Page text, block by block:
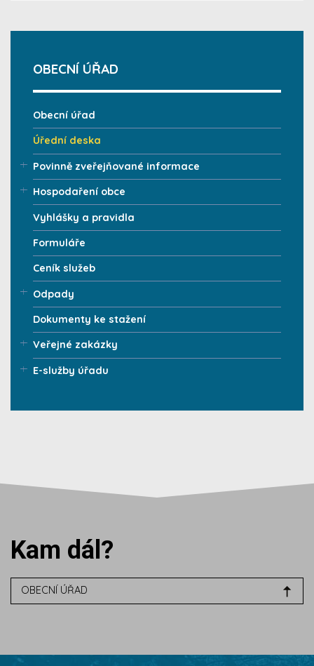
OBECNÍ ÚŘAD
Obecní úřad
Úřední deska
Povinně zveřejňované informace
Hospodaření obce
Vyhlášky a pravidla
Formuláře
Ceník služeb
Odpady
Dokumenty ke stažení
Veřejné zakázky
E-služby úřadu
Kam dál?
OBECNÍ ÚŘAD